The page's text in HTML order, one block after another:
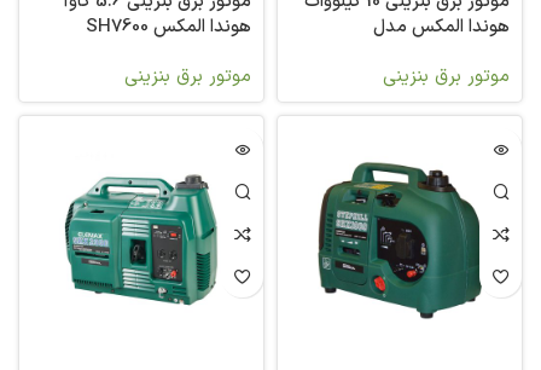
هوندا المکس مدل
موتور برق بنزینی
هوندا المکس SH7600
موتور برق بنزینی